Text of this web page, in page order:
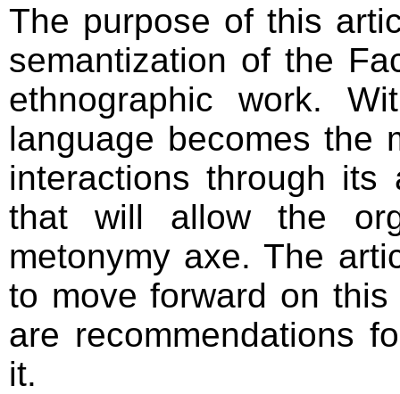
The purpose of this
semantization of the
ethnographic work.
language becomes the
interactions through its
that will allow the
metonymy axe. The
to move forward on
are recommendations
it.